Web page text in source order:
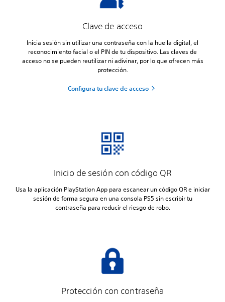
Clave de acceso
Inicia sesión sin utilizar una contraseña con la huella digital, el
reconocimiento facial o el PIN de tu dispositivo. Las claves de
acceso no se pueden reutilizar ni adivinar, por lo que ofrecen más
protección.
Configura tu clave de acceso
Inicio de sesión con código QR
Usa la aplicación PlayStation App para escanear un código QR e iniciar
sesión de forma segura en una consola PS5 sin escribir tu
contraseña para reducir el riesgo de robo.
Protección con contraseña